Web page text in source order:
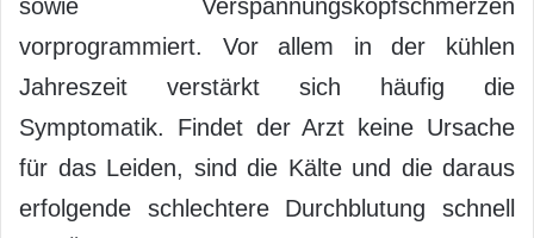
sowie Verspannungskopfschmerzen
vorprogrammiert. Vor allem in der kühlen
Jahreszeit verstärkt sich häufig die
Symptomatik. Findet der Arzt keine Ursache
für das Leiden, sind die Kälte und die daraus
erfolgende schlechtere Durchblutung schnell